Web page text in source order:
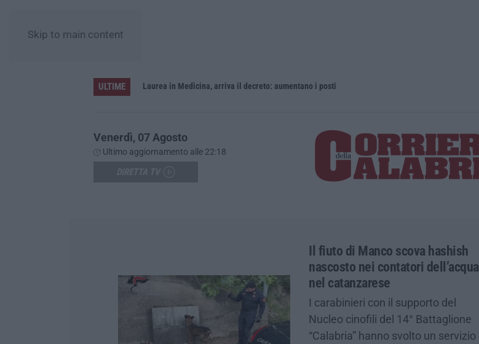
Skip to main content
ULTIME
Sistema bibliotecario vibonese, la dura replica di Soriano e Romeo: «Il fallimento è di chi ha staccato la spina» Laurea in Medicina, arriva il decreto: aumentano i posti
Venerdì, 07 Agosto
Ultimo aggiornamento alle 22:18
Il fiuto di Manco scova hashish
nascosto nei contatori dell’acqua
nel catanzarese
I carabinieri con il supporto del
Nucleo cinofili del 14° Battaglione
“Calabria” hanno svolto un servizio